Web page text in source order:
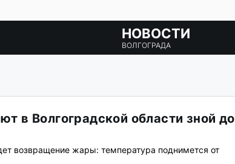
НОВОСТИ
ВОЛГОГРАДА
в Волгоградской области зной до
возвращение жары: температура поднимется от